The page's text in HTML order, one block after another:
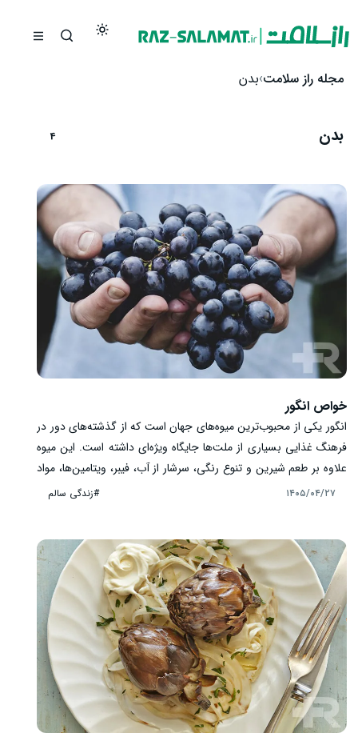
پرش به محتوا
مجله راز سلامت بدن
بدن 4
خواص انگور
انگور یکی از محبوب‌ترین میوه‌های جهان است که از گذشته‌های دور در
فرهنگ غذایی بسیاری از ملت‌ها جایگاه ویژه‌ای داشته است. این میوه
علاوه بر طعم شیرین و تنوع رنگی، سرشار از آب، فیبر، ویتامین‌ها، مواد
معدنی و ترکیبات گیاهی ارزشمند مانند پلی‌فنول‌ها، فلاونوئیدها و
می‌تواند به تأمین انرژی بدن، حفظ سلامت قلب، حمایت از عملکرد
طبیعی سلول‌ها و افزایش تنوع غذایی کمک کند.
۱۴۰۵/۰۴/۲۷ #زندگی سالم